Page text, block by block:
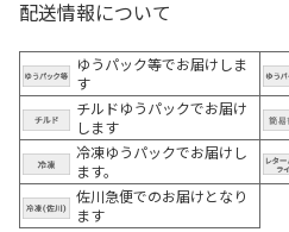
配送情報について
ゆうパック等でお届けしま
す
チルドゆうパックでお届け
します
冷凍ゆうパックでお届けし
ます。
佐川急便でのお届けとなり
ます